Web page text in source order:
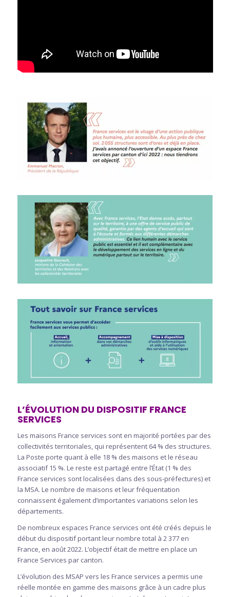
L’ÉVOLUTION DU DISPOSITIF FRANCE
SERVICES
Les maisons France services sont en majorité portées par des
collectivités territoriales, qui représentent 64 % des structures.
La Poste porte quant à elle 18 % des maisons et le réseau
associatif 15 %. Le reste est partagé entre l’État (1 % des
France services sont localisées dans des sous-préfectures) et
la MSA. Le nombre de maisons et leur fréquentation
connaissent également d’importantes variations selon les
départements.
De nombreux espaces France services ont été créés depuis le
début du dispositif portant leur nombre total à 2 377 en
France, en août 2022. L’objectif était de mettre en place un
France Services par canton.
L’évolution des MSAP vers les France services a permis une
réelle montée en gamme des maisons grâce à un cadre plus